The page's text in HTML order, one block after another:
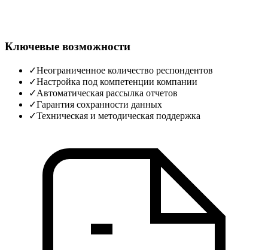
Ключевые возможности
✓Неограниченное количество респондентов
✓Настройка под компетенции компании
✓Автоматическая рассылка отчетов
✓Гарантия сохранности данных
✓Техническая и методическая поддержка